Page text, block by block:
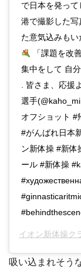
で日本を発っ
港で撮影した
た意気込みも
「課題を改
集中をして 自
. 皆さま、応援
選手
オフショット #
#がんばれ日本
ン新体操 #新体
ール #新体操
イオン新体操ク
吸い込まれそう